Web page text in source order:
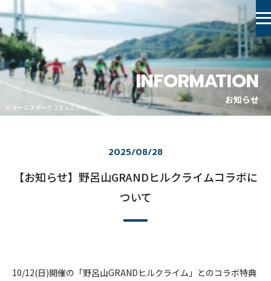
INFORMATION
お知らせ
2025/08/28
【お知らせ】野呂山GRANDヒルクライムコラボに
ついて
10/12(日)開催の「野呂山GRANDヒルクライム」とのコラボ特典